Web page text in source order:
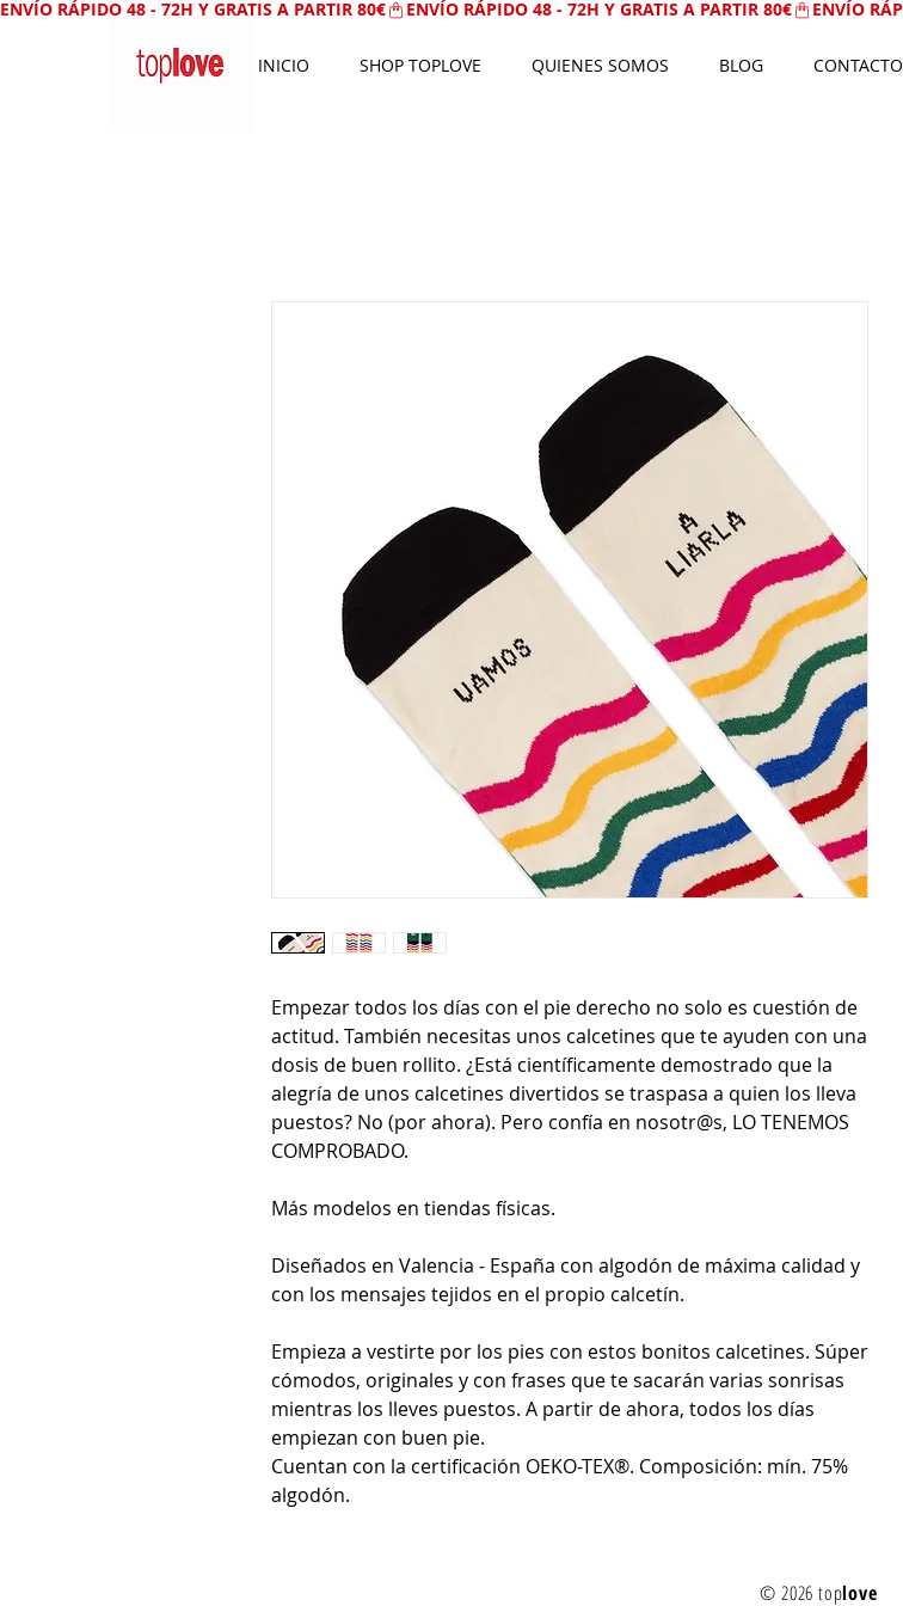
ENVÍO RÁPIDO 48 - 72H Y GRATIS A PARTIR 80€
INICIO SHOP TOPLOVE QUIENES SOMOS BLOG CONTACTO
Empezar todos los días con el pie derecho no solo es cuestión de
actitud. También necesitas unos calcetines que te ayuden con una
dosis de buen rollito. ¿Está científicamente demostrado que la
alegría de unos calcetines divertidos se traspasa a quien los lleva
puestos? No (por ahora). Pero confía en nosotr@s, LO TENEMOS
COMPROBADO.
Más modelos en tiendas físicas.
Diseñados en Valencia - España con algodón de máxima calidad y
con los mensajes tejidos en el propio calcetín.
Empieza a vestirte por los pies con estos bonitos calcetines. Súper
cómodos, originales y con frases que te sacarán varias sonrisas
mientras los lleves puestos. A partir de ahora, todos los días
empiezan con buen pie.
Cuentan con la certificación OEKO-TEX®. Composición: mín. 75%
algodón.
© 2026 toplove